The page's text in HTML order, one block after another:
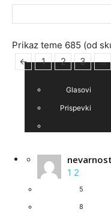
Prikaz teme 685 (od
←
1 2 3 …
Glasovi
Prispevki
1 2
5
8